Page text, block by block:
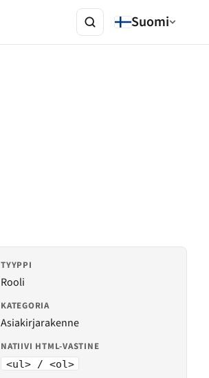
Suomi
TYYPPI
Rooli
KATEGORIA
Asiakirjarakenne
NATIIVI HTML-VASTINE
<ul> / <ol>